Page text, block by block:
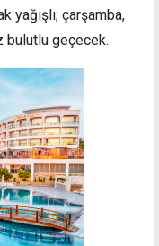
yağışlı; çarşamba,
bulutlu geçecek.